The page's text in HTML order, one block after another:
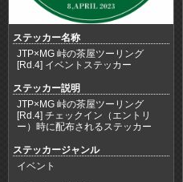
ステッカー名称
JTP×MG 峠の茶屋ツーリング
[Rd.4] イベントステッカー
ステッカー説明
JTP×MG 峠の茶屋ツーリング
[Rd.4] チェックイン（エントリ
ー）時に配布されるステッカー
ステッカージャンル
イベント